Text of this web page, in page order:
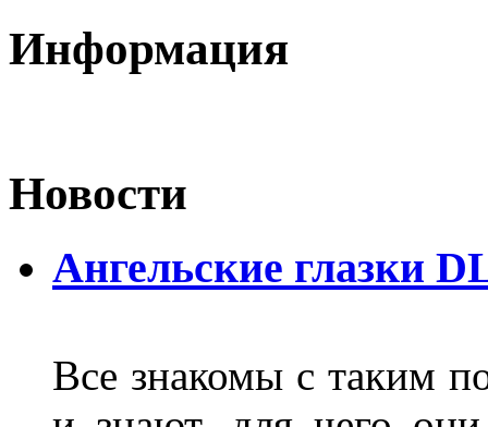
Информация
Новости
Ангельские глазки
Все знакомы с таким